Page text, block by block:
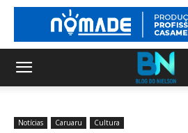
Notícias Caruaru Cultura